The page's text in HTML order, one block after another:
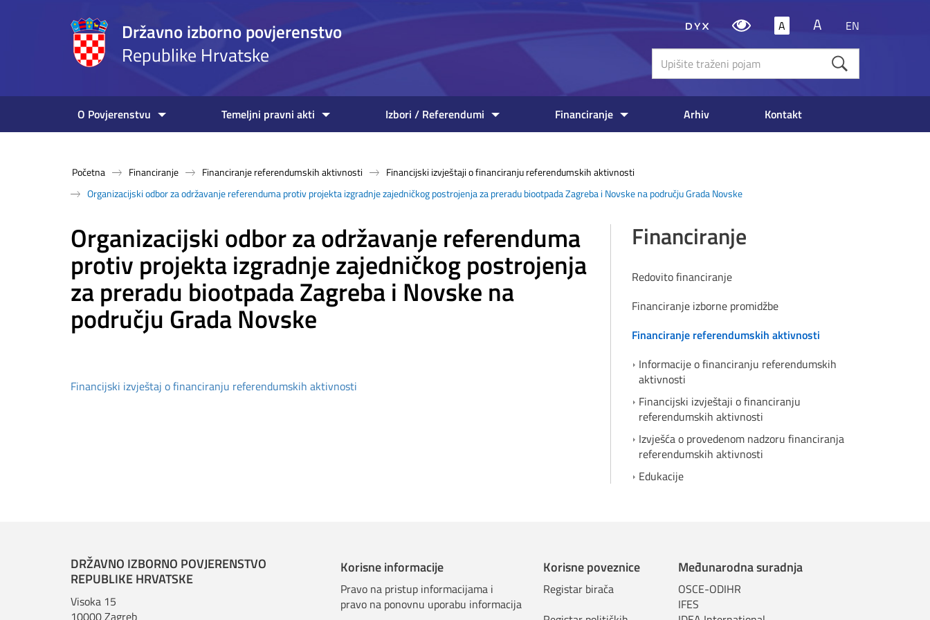
Državno izborno povjerenstvo
Republike Hrvatske
A A
EN
Upišite
traženi
O Povjerenstvu
Temeljni pravni akti Izbori / Referendumi Financiranje Arhiv Kontakt
Početna Financiranje Financiranje referendumskih aktivnosti
Financijski izvještaji o financiranju referendumskih aktivnosti
Organizacijski odbor za održavanje referenduma protiv projekta izgradnje zajedničkog postrojenja za preradu biootpada Zagreba i Novske na području Grada Novske
Organizacijski odbor za održavanje referenduma
protiv projekta izgradnje zajedničkog postrojenja
za preradu biootpada Zagreba i Novske na
području Grada Novske
Financijski izvještaj o financiranju referendumskih aktivnosti​
Financiranje
Redovito financiranje
Financiranje izborne promidžbe
Financiranje referendumskih aktivnosti
Informacije o financiranju referendumskih
aktivnosti
Financijski izvještaji o financiranju
referendumskih aktivnosti
Izvješća o provedenom nadzoru financiranja
referendumskih aktivnosti
Edukacije
DRŽAVNO IZBORNO POVJERENSTVO
REPUBLIKE HRVATSKE
Visoka 15
10000 Zagreb
Korisne informacije
Pravo na pristup informacijama i
pravo na ponovnu uporabu informacija
Korisne poveznice
Registar birača
Međunarodna suradnja
OSCE-ODIHR
IFES